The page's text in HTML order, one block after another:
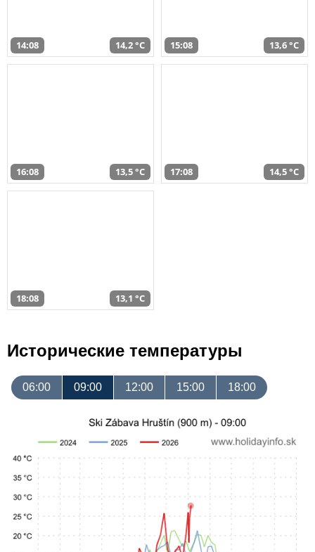
14:08 14,2 °C 15:08 13,6 °C
16:08 13,5 °C 17:08 14,5 °C
18:08 13,1 °C
Исторические температуры
06:00 09:00 12:00 15:00 18:00